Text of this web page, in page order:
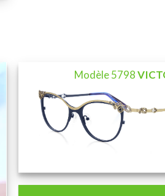
Modèle 5798